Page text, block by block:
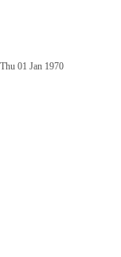
Thu 01 Jan 1970